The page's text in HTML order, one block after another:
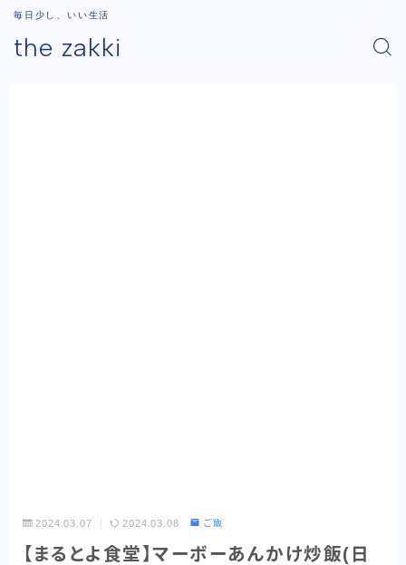
the zakki
毎日少し、いい生活
2024.03.07 2024.03.08 ご飯
【まるとよ食堂】マーボーあんかけ炒飯(日